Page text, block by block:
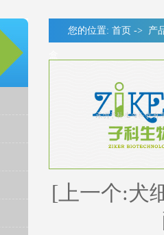
您的位置: 首页 -> 产
[上一个:犬